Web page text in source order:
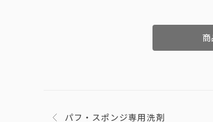
パフ・スポンジ専用洗剤